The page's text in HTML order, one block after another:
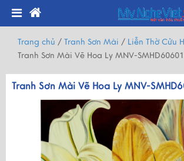
Trang chủ / Tranh Sơn Mài / Liễn Thờ Cửu
Tranh Sơn Mài Vẽ Hoa Ly MNV-
Tranh Sơn Mài Vẽ Hoa Ly MNV-